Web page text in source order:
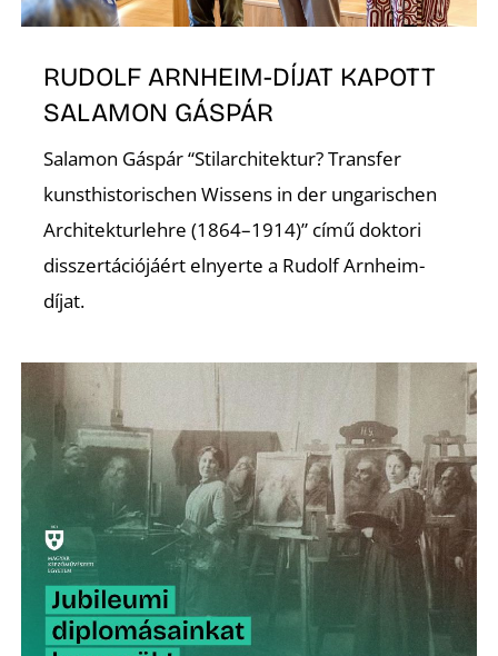
RUDOLF ARNHEIM-DÍJAT KAPOTT
SALAMON GÁSPÁR
Salamon Gáspár “Stilarchitektur? Transfer
kunsthistorischen Wissens in der ungarischen
Architekturlehre (1864–1914)” című doktori
disszertációjáért elnyerte a Rudolf Arnheim-
díjat.